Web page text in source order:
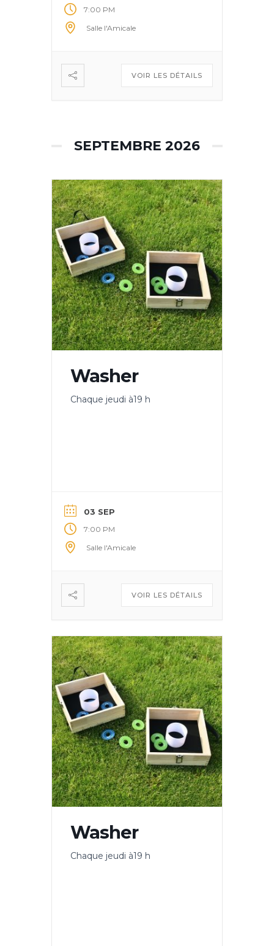
7:00 PM
Salle l'Amicale
VOIR LES DÉTAILS
SEPTEMBRE 2026
Washer
Chaque jeudi à19 h
03 SEP
7:00 PM
Salle l'Amicale
VOIR LES DÉTAILS
Washer
Chaque jeudi à19 h